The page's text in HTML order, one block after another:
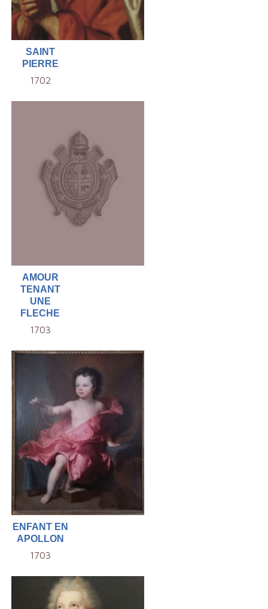
SAINT
PIERRE
1702
AMOUR
TENANT
UNE
FLECHE
1703
ENFANT EN
APOLLON
1703